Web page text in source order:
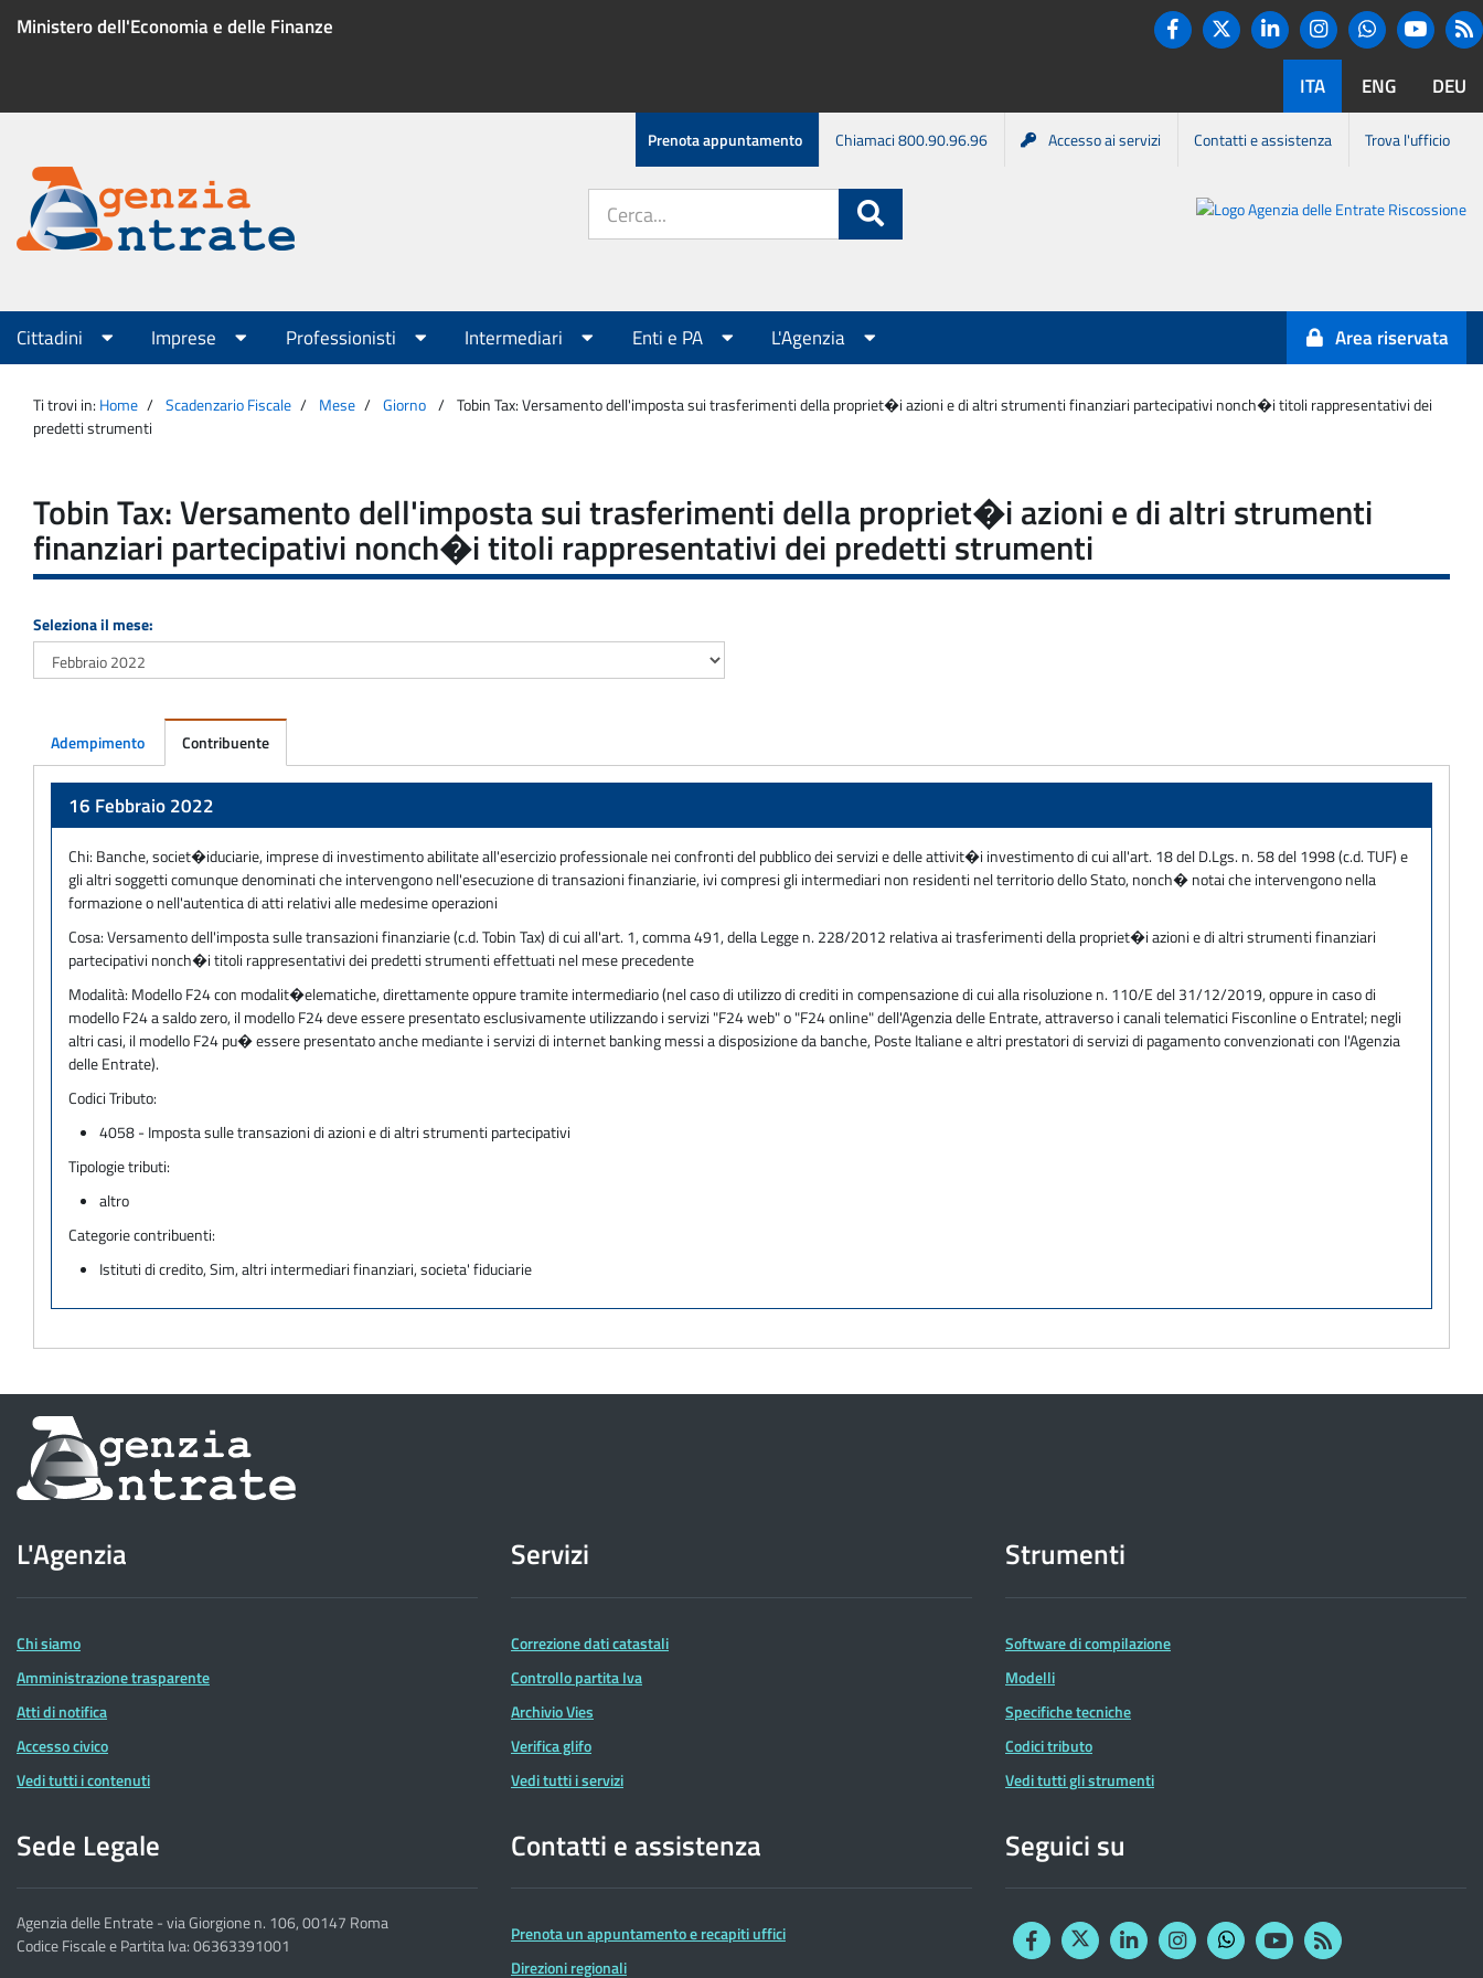
Ministero dell'Economia e delle Finanze
Twitter
LinkedinInstagram
ITA ENG DEU
Menu
servizio
Prenota appuntamento Chiamaci 800.90.96.96 Accesso ai servizi Contatti e assistenza Trova l'ufficio
Agenzia
Entrate
sito:
Agenzia
Entrate-
Riscossione
Menu
principale
Cittadini Imprese Professionisti Intermediari Enti e PA L'Agenzia Area riservata
Ti trovi in: Home Scadenzario Fiscale Mese Giorno
Tobin Tax: Versamento dell'imposta sui trasferimenti della propriet�i azioni e di altri strumenti finanziari partecipativi nonch�i titoli rappresentativi dei
predetti strumenti
Tobin Tax: Versamento dell'imposta sui trasferimenti della propriet�i azioni e di altri strumenti
finanziari partecipativi nonch�i titoli rappresentativi dei predetti strumenti
Seleziona il mese:
Adempimento Contribuente
16 Febbraio 2022
Chi: Banche, societ�iduciarie, imprese di investimento abilitate all'esercizio professionale nei confronti del pubblico dei servizi e delle attivit�i investimento di cui all'art. 18 del D.Lgs. n. 58 del 1998 (c.d. TUF) e
gli altri soggetti comunque denominati che intervengono nell'esecuzione di transazioni finanziarie, ivi compresi gli intermediari non residenti nel territorio dello Stato, nonch� notai che intervengono nella
formazione o nell'autentica di atti relativi alle medesime operazioni
Cosa:Versamento dell'imposta sulle transazioni finanziarie (c.d. Tobin Tax) di cui all'art. 1, comma 491, della Legge n. 228/2012 relativa ai trasferimenti della propriet�i azioni e di altri strumenti finanziari
partecipativi nonch�i titoli rappresentativi dei predetti strumenti effettuati nel mese precedente
Modalità: Modello F24 con modalit�elematiche, direttamente oppure tramite intermediario (nel caso di utilizzo di crediti in compensazione di cui alla risoluzione n. 110/E del 31/12/2019, oppure in caso di
modello F24 a saldo zero, il modello F24 deve essere presentato esclusivamente utilizzando i servizi "F24 web" o "F24 online" dell'Agenzia delle Entrate, attraverso i canali telematici Fisconline o Entratel; negli
altri casi, il modello F24 pu� essere presentato anche mediante i servizi di internet banking messi a disposizione da banche, Poste Italiane e altri prestatori di servizi di pagamento convenzionati con l'Agenzia
delle Entrate).
Codici Tributo:
4058 - Imposta sulle transazioni di azioni e di altri strumenti partecipativi
Tipologie tributi:
altro
Categorie contribuenti:
Istituti di credito, Sim, altri intermediari finanziari, societa' fiduciarie
Informazioni
sul
dell'Agenzia
delle
Entrate
L'Agenzia
Chi siamo
Amministrazione trasparente
Atti di notifica
Accesso civico
Vedi tutti i contenuti
Servizi
Correzione dati catastali
Controllo partita Iva
Archivio Vies
Verifica glifo
Vedi tutti i servizi
Strumenti
Software di compilazione
Modelli
Specifiche tecniche
Codici tributo
Vedi tutti gli strumenti
Sede Legale
Agenzia delle Entrate - via Giorgione n. 106, 00147 Roma
Codice Fiscale e Partita Iva: 06363391001
Contatti e assistenza
Prenota un appuntamento e recapiti uffici
Direzioni regionali
Seguici su
FacebookTwitterLinkedinInstagram
YouTubeRSS